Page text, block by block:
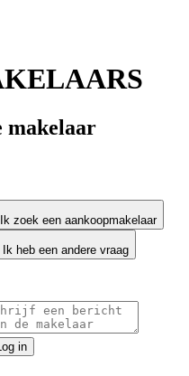
makelaar
Ik zoek een aankoopmakelaar
Ik heb een andere vraag
in